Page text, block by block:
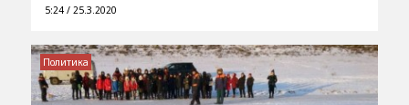
5:24 / 25.3.2020
Политика